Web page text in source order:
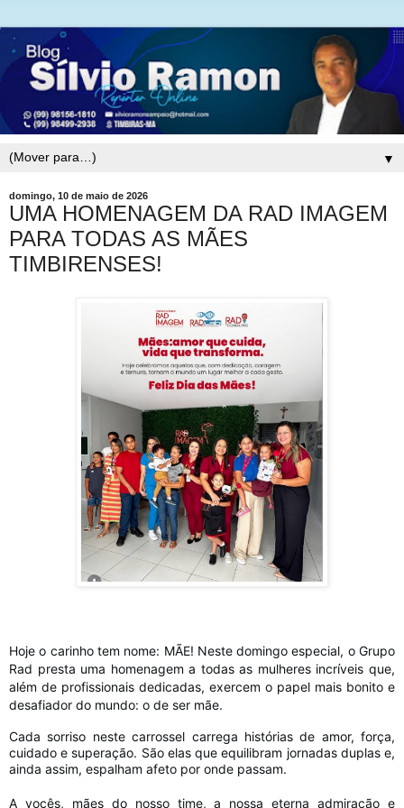
▼
domingo, 10 de maio de 2026
UMA HOMENAGEM DA RAD IMAGEM
PARA TODAS AS MÃES
TIMBIRENSES!
Hoje o carinho tem nome: MÃE! Neste domingo especial, o Grupo
Rad presta uma homenagem a todas as mulheres incríveis que,
além de profissionais dedicadas, exercem o papel mais bonito e
desafiador do mundo: o de ser mãe.
Cada sorriso neste carrossel carrega histórias de amor, força,
cuidado e superação. São elas que equilibram jornadas duplas e,
ainda assim, espalham afeto por onde passam.
A vocês, mães do nosso time, a nossa eterna admiração e